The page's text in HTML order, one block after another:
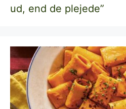
ud, end de plejede”